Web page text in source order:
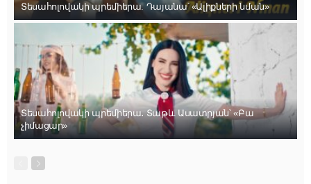
Տեսահոլովակի պրեմիերա. Դայանա՝ «Ալիքների նման»
Տեսահոլովակի պրեմիերա․ Տաթև Ասատրյան՝ «Բա
չիմացար»